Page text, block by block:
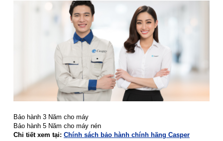
Bảo hành 3 Năm cho máy
Bảo hành 5 Năm cho máy nén
Chi tiết xem tại: Chính sách bảo hành chính hãng Casper